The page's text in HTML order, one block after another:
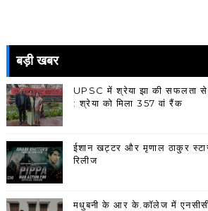
बड़ी खबर
UPSC में श्रेया झा की सफलता
: श्रेया को मिला 357 वां रैंक
ईशान खट्टर और मृणाल ठाकुर
रिलीज
मधुबनी के आर के.कॉलेज में एनसीसी